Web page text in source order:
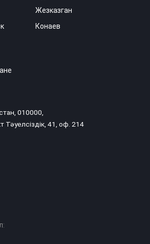
Жезказган
Конаев
010000,
Тәуелсіздік, 41, оф. 214